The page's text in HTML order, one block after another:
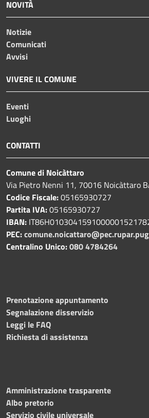
NOVITÀ
Notizie
Comunicati
Avvisi
VIVERE IL COMUNE
Eventi
Luoghi
CONTATTI
Comune di Noicàttaro
Via Pietro Nenni 11, 70016 Noicàttaro
Codice Fiscale:05165930727
Partita IVA:05165930727
IBAN:
PEC:
Centralino Unico:080 4784264
Prenotazione appuntamento
Segnalazione disservizio
Leggi le FAQ
Richiesta di assistenza
Amministrazione trasparente
Albo pretorio
Servizio civile universale